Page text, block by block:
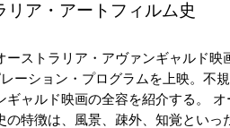
リア・アートフィルム史
ーストラリア・アヴァンギャルド映
ーション・プログラムを上映。不
ギャルド映画の全容を紹介する。
の特徴は、風景、疎外、知覚といっ